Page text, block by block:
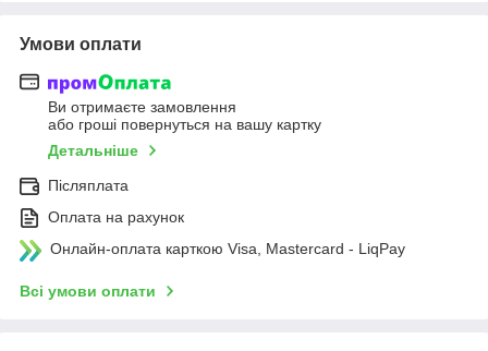
Умови оплати
Ви отримаєте замовлення
або гроші повернуться на вашу картку
Детальніше
Післяплата
Оплата на рахунок
Онлайн-оплата карткою Visa, Mastercard - LiqPay
Всі умови оплати